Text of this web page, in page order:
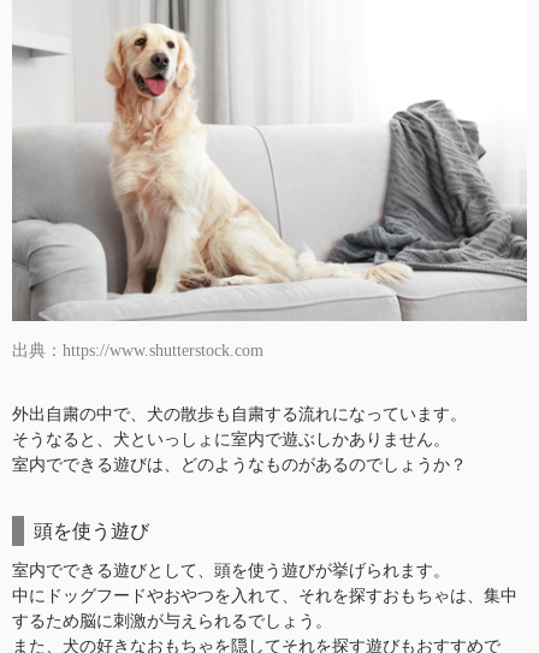
出典：https://www.shutterstock.com
外出自粛の中で、犬の散歩も自粛する流れになっています。
そうなると、犬といっしょに室内で遊ぶしかありません。
室内でできる遊びは、どのようなものがあるのでしょうか？
頭を使う遊び
室内でできる遊びとして、頭を使う遊びが挙げられます。
中にドッグフードやおやつを入れて、それを探すおもちゃは、集中
するため脳に刺激が与えられるでしょう。
また、犬の好きなおもちゃを隠してそれを探す遊びもおすすめで